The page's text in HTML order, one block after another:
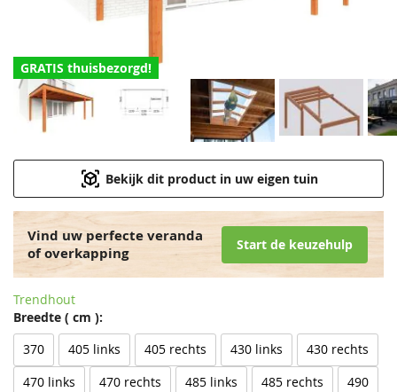
GRATIS thuisbezorgd!
Bekijk dit product in uw eigen tuin
Vind uw perfecte veranda
of overkapping
Start de keuzehulp
Trendhout
Breedte ( cm ):
370
405 links 405 rechts 430 links 430 rechts
470 links 470 rechts 485 links 485 rechts 490